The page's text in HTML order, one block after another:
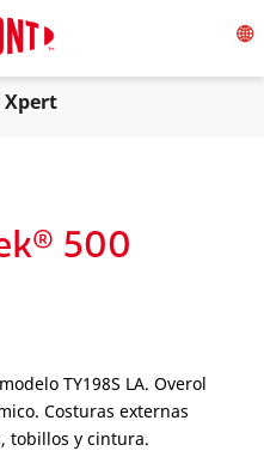
Xpert
500
TY198S LA. Overol
Costuras externas
tobillos y cintura.